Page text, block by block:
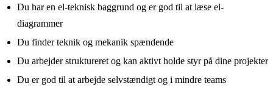
Du har en el-teknisk baggrund og er god til at læse el-
diagrammer
Du finder teknik og mekanik spændende
Du arbejder struktureret og kan aktivt holde styr på dine projekter
Du er god til at arbejde selvstændigt og i mindre teams